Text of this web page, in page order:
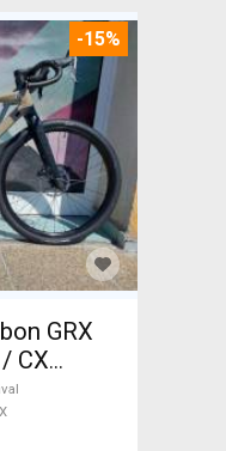
-15%
GRX
CX
új /